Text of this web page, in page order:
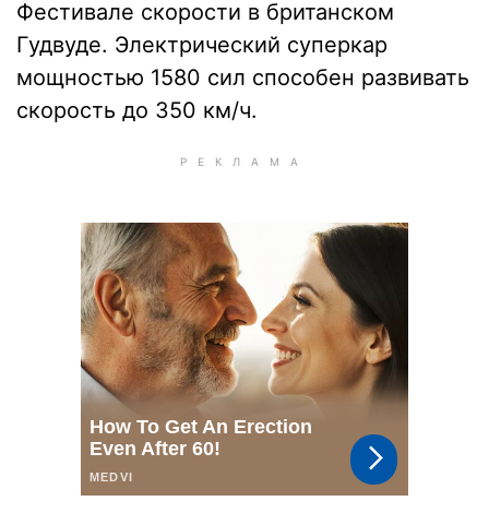
Фестивале скорости в британском
Гудвуде. Электрический суперкар
мощностью 1580 сил способен развивать
скорость до 350 км/ч.